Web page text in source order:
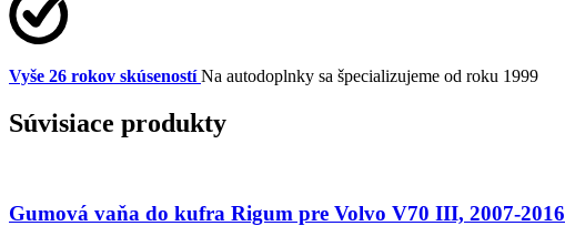
Vyše 26 rokov skúseností Na autodoplnky sa špecializujeme od roku 1999
Súvisiace produkty
Gumová vaňa do kufra Rigum pre Volvo V70 III, 2007-2016